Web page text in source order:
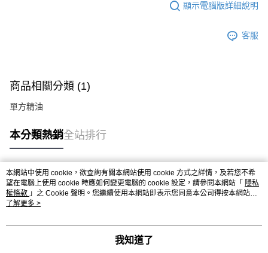
顯示電腦版詳細說明
客服
商品相關分類 (1)
單方精油
本分類熱銷全站排行
熱門標籤
本網站中使用 cookie，欲查詢有關本網站使用 cookie 方式之詳情，及若您不希
望在電腦上使用 cookie 時應如何變更電腦的 cookie 設定，請參閱本網站「 隱私
權條款 」之 Cookie 聲明。您繼續使用本網站即表示您同意本公司得按本網站使
用條款之 Cookie 聲明使用 cookie。
了解更多 >
我知道了